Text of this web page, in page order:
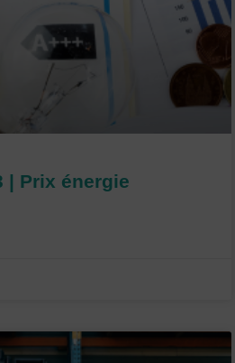
| Prix énergie